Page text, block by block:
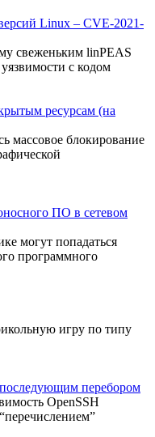
Linux – CVE-2021-
свеженьким linPEAS
с кодом
ресурсам (на
массовое блокирование
ПО в сетевом
могут попадаться
программного
игру по типу
последующим перебором
OpenSSH